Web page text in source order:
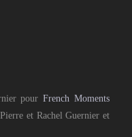
pourFrench Moments
et Rachel Guernier et